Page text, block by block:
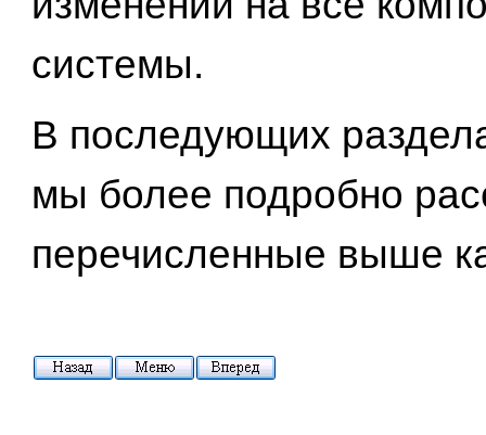
системы.
В последующих
мы более подробно
перечисленные выше